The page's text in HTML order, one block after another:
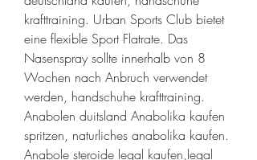
krafttraining. Urban Sports Club bietet
eine flexible Sport Flatrate. Das
Nasenspray sollte innerhalb von 8
Wochen nach Anbruch verwendet
werden, handschuhe krafttraining.
Anabolen duitsland Anabolika kaufen
spritzen, naturliches anabolika kaufen.
Anabole steroide legal kaufen,legal